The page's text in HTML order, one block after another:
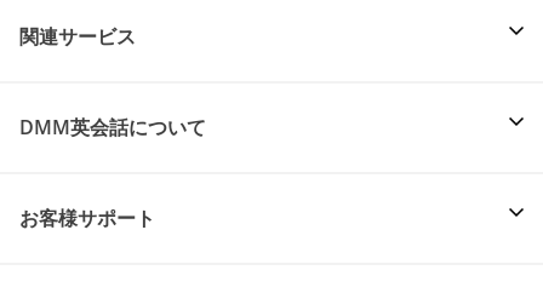
関連サービス
DMM英会話について
お客様サポート